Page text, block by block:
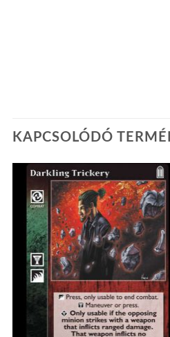
KAPCSOLÓDÓ
Add to
wishlist